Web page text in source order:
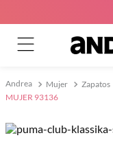
Mujer Zapatos
MUJER 93136